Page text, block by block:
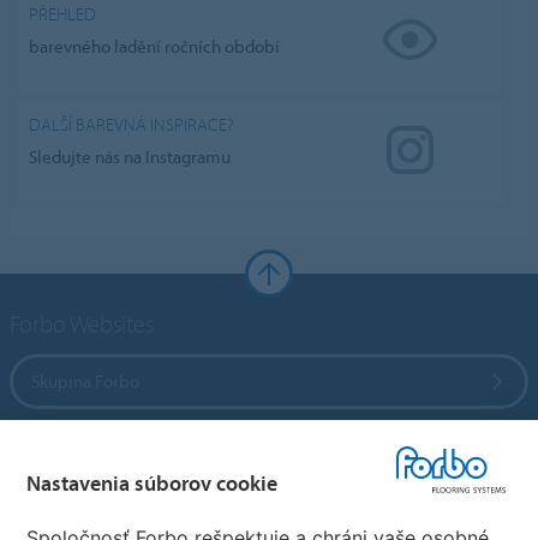
PŘEHLED
barevného ladění ročních období
DALŠÍ BAREVNÁ INSPIRACE?
Sledujte nás na Instagramu
Nastavenia súborov cookie